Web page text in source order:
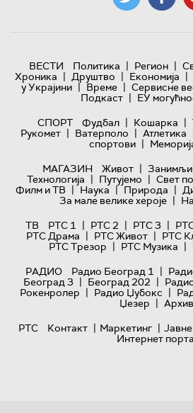
ВЕСТИ Политика | Регион |
Хроника | Друштво | Економија |
у Украјини | Време | Сервисне
Подкаст | ЕУ
СПОРТ
Фудбал | Кошарка |
Рукомет | Ватерполо | Атлетика
спортови |
МАГАЗИН
Живот |
Технологијa | Путујемо | Свет
Филм и ТВ | Наука | Природа |
За мале велике хероје |
ТВ
РТС 1 | РТС 2 | РТС 3 |
РТС Драма | РТС Живот | РТС
РТС Трезор | РТС Музика |
РАДИО
Радио Београд 1 |
Београд 3 | Београд 202 |
Рокенролер | Радио Џубокс |
Џезер | Архив
РТС
Контакт | Маркетинг |
Интернет